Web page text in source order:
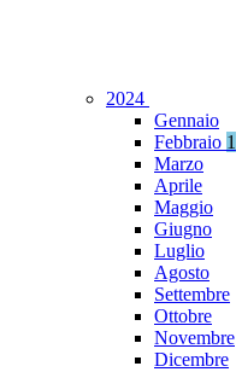
2024
Gennaio
Febbraio 1
Marzo
Aprile
Maggio
Giugno
Luglio
Agosto
Settembre
Ottobre
Novembre
Dicembre